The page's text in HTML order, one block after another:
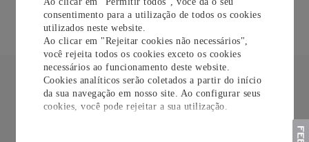
consentimento para a utilização de todos os cookies
utilizados neste website.
Ao clicar em "Rejeitar cookies não necessários",
você rejeita todos os cookies exceto os cookies
necessários ao funcionamento deste website.
Cookies analíticos serão coletados a partir do início
da sua navegação em nosso site. Ao configurar seus
cookies, você pode rejeitar a sua utilização.